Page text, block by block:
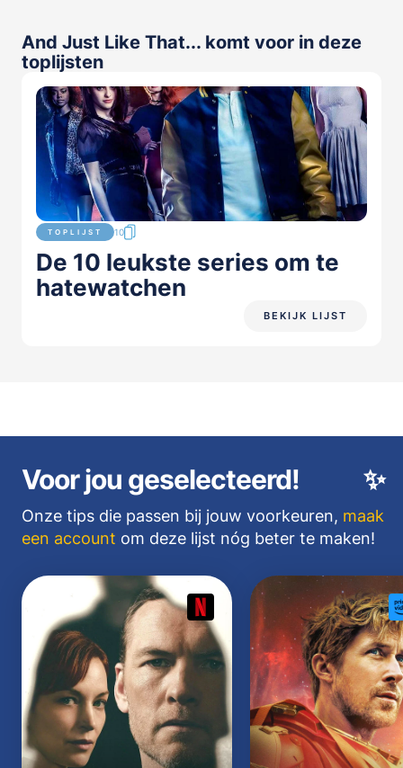
And Just Like That... komt voor in deze
toplijsten
TOPLIJST 10
De 10 leukste series om te
hatewatchen
BEKIJK LIJST
✨
Voor jou geselecteerd!
Onze tips die passen bij jouw voorkeuren, maak
een account om deze lijst nóg beter te maken!